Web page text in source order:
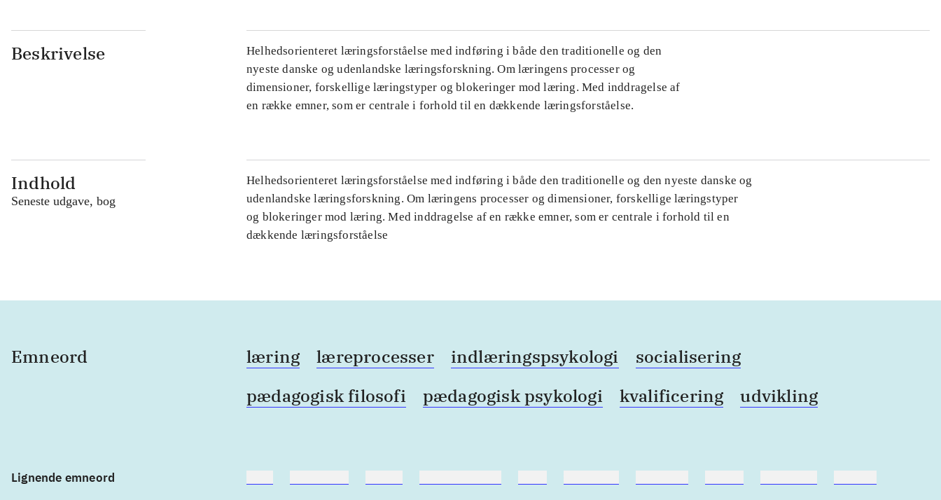
Beskrivelse
Helhedsorienteret læringsforståelse med indføring i både den traditionelle og den
nyeste danske og udenlandske læringsforskning. Om læringens processer og
dimensioner, forskellige læringstyper og blokeringer mod læring. Med inddragelse af
en række emner, som er centrale i forhold til en dækkende læringsforståelse.
Indhold
Seneste udgave, bog
Helhedsorienteret læringsforståelse med indføring i både den traditionelle og den nyeste danske og
udenlandske læringsforskning. Om læringens processer og dimensioner, forskellige læringstyper
og blokeringer mod læring. Med inddragelse af en række emner, som er centrale i forhold til en
dækkende læringsforståelse
Emneord læring læreprocesser indlæringspsykologi
socialisering
pædagogisk filosofi
pædagogisk psykologi kvalificering udvikling
Lignende emneord